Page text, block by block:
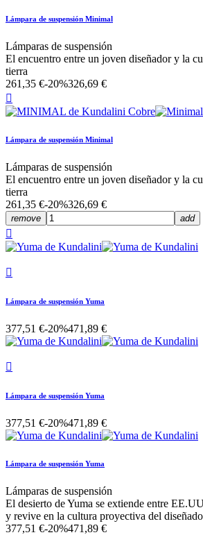
Lámpara de suspensión Minimal
Lámparas de suspensión
El encuentro entre un joven diseñador y la
tierra
261,35 €-20%326,69 €

Lámpara de suspensión Minimal
Lámparas de suspensión
El encuentro entre un joven diseñador y la
tierra
261,35 €-20%326,69 €
remove add


Lámpara de suspensión Yuma
377,51 €-20%471,89 €

Lámpara de suspensión Yuma
377,51 €-20%471,89 €
Lámpara de suspensión Yuma
Lámparas de suspensión
El desierto de Yuma se extiende entre
y revive en la cultura proyectiva del
377,51 €-20%471,89 €